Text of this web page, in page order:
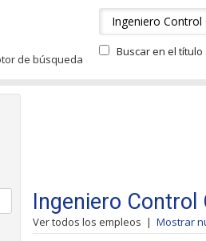
de búsqueda
Buscar en el
Ingeniero Control
Ver todos los empleos | Mostrar